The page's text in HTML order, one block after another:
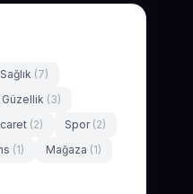
Sağlık (7)
Güzellik (3)
(2) Spor (2)
(1) Mağaza (1)